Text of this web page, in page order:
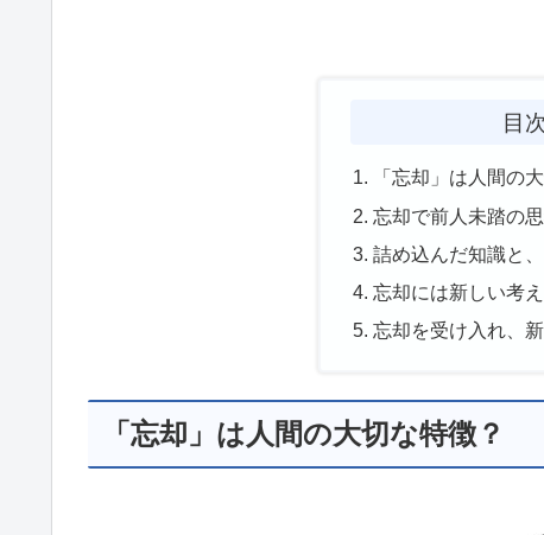
目次
「忘却」は人間の
忘却で前人未踏の
詰め込んだ知識と
忘却には新しい考
忘却を受け入れ、
「忘却」は人間の大切な特徴？